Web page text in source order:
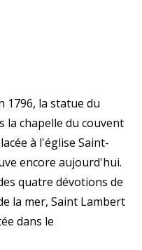
1796, la statue du
la chapelle du couvent
à l'église Saint-
encore aujourd'hui.
quatre dévotions de
la mer, Saint Lambert
dans le